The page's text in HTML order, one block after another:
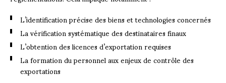
L’identification précise des biens et technologies concernés
La vérification systématique des destinataires finaux
L’obtention des licences d’exportation requises
La formation du personnel aux enjeux de contrôle des
exportations